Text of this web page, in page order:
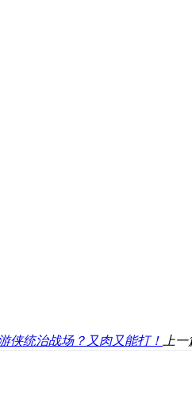
侠统治战场？又肉又能打！ 上一